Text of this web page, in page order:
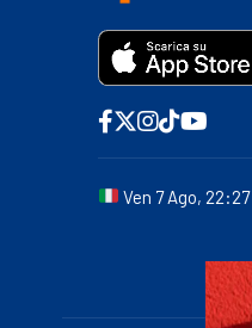
Ven 7 Ago, 22:27